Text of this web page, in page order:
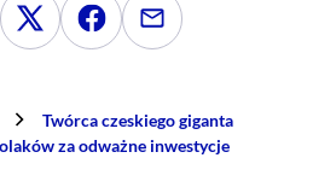
na LinkedIn
Udostępnij na Twitterze
Udostępnij na
Udostępnij
Twórca czeskiego giganta
za odważne inwestycje